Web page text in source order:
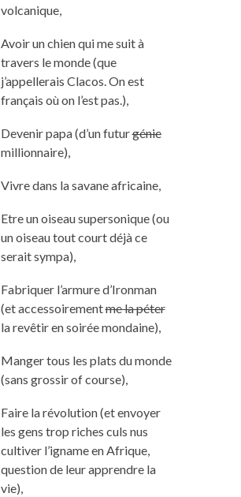
volcanique,
Avoir un chien qui me suit à
travers le monde (que
j’appellerais Clacos. On est
français où on l’est pas.),
Devenir papa (d’un futurgénie
millionnaire),
Vivre dans la savane africaine,
Etre un oiseau supersonique (ou
un oiseau tout court déjà ce
serait sympa),
Fabriquer l’armure d’Ironman
(et accessoirementme la péter
la revêtir en soirée mondaine),
Manger tous les plats du monde
(sans grossir of course),
Faire la révolution (et envoyer
les gens trop riches culs nus
cultiver l’igname en Afrique,
question de leur apprendre la
vie),